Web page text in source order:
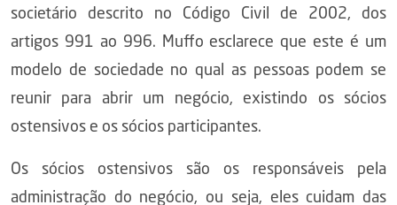
societário descrito no Código Civil de 2002, dos
artigos 991 ao 996. Muffo esclarece que este é um
modelo de sociedade no qual as pessoas podem se
reunir para abrir um negócio, existindo os sócios
ostensivos e os sócios participantes.
Os sócios ostensivos são os responsáveis pela
administração do negócio, ou seja, eles cuidam das